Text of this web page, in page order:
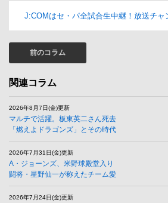
J:COMはセ・パ全試合生中継！放送チャ
前のコラム
関連コラム
2026年8月7日(金)更新
マルチで活躍。板東英二さん死去
「燃えよドラゴンズ」とその時代
2026年7月31日(金)更新
A・ジョーンズ、米野球殿堂入り
闘将・星野仙一が称えたチーム愛
2026年7月24日(金)更新